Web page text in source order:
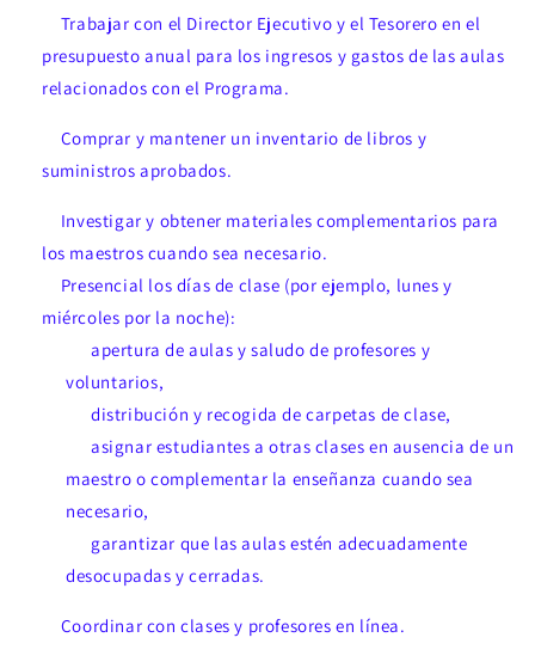
Trabajar con el Director Ejecutivo y el Tesorero en el
presupuesto anual para los ingresos y gastos de las aulas
relacionados con el Programa.
Comprar y mantener un inventario de libros y
suministros aprobados.
Investigar y obtener materiales complementarios para
los maestros cuando sea necesario.
Presencial los días de clase (por ejemplo, lunes y
miércoles por la noche):
apertura de aulas y saludo de profesores y
voluntarios,
distribución y recogida de carpetas de clase,
asignar estudiantes a otras clases en ausencia de un
maestro o complementar la enseñanza cuando sea
necesario,
garantizar que las aulas estén adecuadamente
desocupadas y cerradas.
Coordinar con clases y profesores en línea.